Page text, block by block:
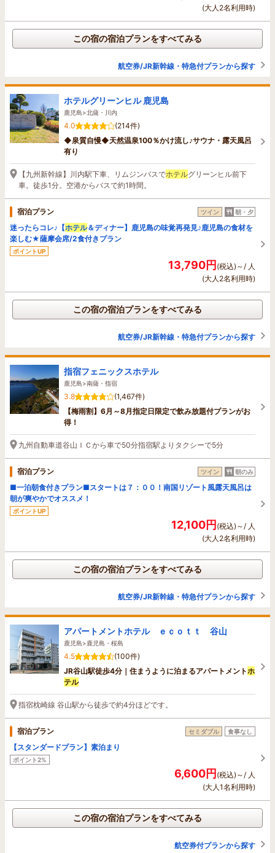
(大人2名利用時)
この宿の宿泊プランをすべてみる
航空券/JR新幹線・特急付プランから探す
ホテルグリーンヒル 鹿児島
鹿児島>北薩・川内
4.0
(214件)
◆泉質自慢◆天然温泉100％かけ流し♪サウナ・露天風呂
有り
【九州新幹線】川内駅下車、リムジンバスでホテルグリーンヒル前下
車。徒歩1分。空港からバスで約1時間。
宿泊プラン ツイン 朝・夕
迷ったらコレ♪【ホテル＆ディナー】鹿児島の味覚再発見♪鹿児島の食材を
楽しむ★薩摩会席/2食付きプラン
ポイントUP
13,790円(税込)～/ 人
(大人2名利用時)
この宿の宿泊プランをすべてみる
航空券/JR新幹線・特急付プランから探す
指宿フェニックスホテル
鹿児島>南薩・指宿
3.8
(1,467件)
【梅雨割】6月～8月指定日限定で飲み放題付プランがお
得！
九州自動車道谷山ＩＣから車で50分指宿駅よりタクシーで5分
宿泊プラン ツイン 朝のみ
■一泊朝食付きプラン■スタートは７：００！南国リゾート風露天風呂は
朝が爽やかでオススメ！
ポイントUP
12,100円(税込)～/ 人
(大人2名利用時)
この宿の宿泊プランをすべてみる
航空券/JR新幹線・特急付プランから探す
アパートメントホテル ｅｃｏｔｔ 谷山
鹿児島>鹿児島・桜島
4.5
(100件)
JR谷山駅徒歩4分｜住まうように泊まるアパートメントホ
テル
指宿枕崎線 谷山駅から徒歩で約4分ほどです。
宿泊プラン セミダブル 食事なし
【スタンダードプラン】素泊まり
ポイント2%
6,600円(税込)～/ 人
(大人1名利用時)
この宿の宿泊プランをすべてみる
航空券付プランから探す